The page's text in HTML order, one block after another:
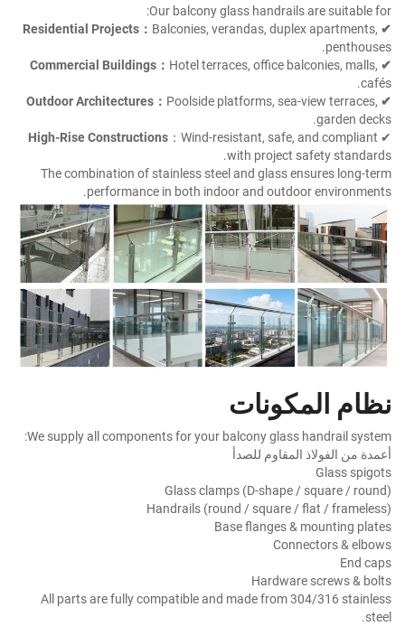
Our balcony glass handrails are suitable for:
✔ Residential Projects：
Balconies, verandas, duplex apartments,
penthouses.
✔ Commercial Buildings：
Hotel terraces, office balconies, malls,
cafés.
✔ Outdoor Architectures：
Poolside platforms, sea-view terraces,
garden decks.
✔
High-Rise Constructions ：Wind-resistant, safe, and compliant
with project safety standards.
The combination of stainless steel and glass ensures long-term
performance in both indoor and outdoor environments.
نظام المكونات
We supply all components for your balcony glass handrail system:
أعمدة من الفولاذ المقاوم للصدأ
Glass spigots
Glass clamps (D-shape / square / round)
Handrails (round / square / flat / frameless)
Base flanges & mounting plates
Connectors & elbows
End caps
Hardware screws & bolts
All parts are fully compatible and made from 304/316 stainless
steel.